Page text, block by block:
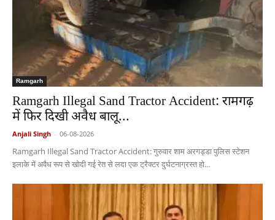
Ramgarh
Ramgarh Illegal Sand Tractor Accident: रामगढ़
में फिर दिखी अवैध बालू...
Anjali Singh - 06-08-2026
Ramgarh Illegal Sand Tractor Accident: गुरुवार शाम अरगड्डा पुलिस स्टेशन
इलाके में अवैध रूप से खोदी गई रेत से लदा एक ट्रैक्टर दुर्घटनाग्रस्त हो...